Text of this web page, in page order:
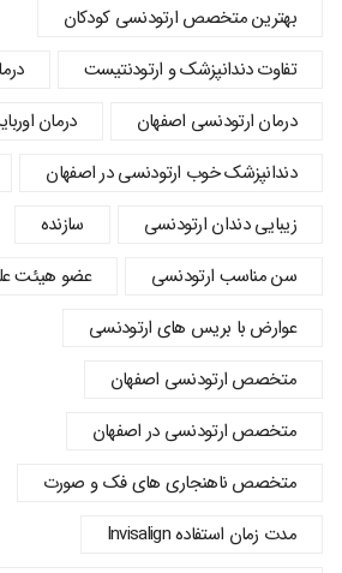
بهترین متخصص ارتودنسی کودکان
تفاوت دندانپزشک و ارتودنتیست
درمان ارتودنسی اصفهان
درمان
دندانپزشک خوب ارتودنسی در اصفهان
زیبایی دندان ارتودنسی
سازنده
سن مناسب ارتودنسی
عضو هیئت
عوارض با بریس های ارتودنسی
متخصص ارتودنسی اصفهان
متخصص ارتودنسی در اصفهان
متخصص ناهنجاری های فک و صورت
مدت زمان استفاده Invisalign